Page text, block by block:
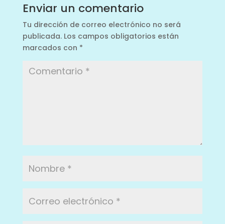
Enviar un comentario
Tu dirección de correo electrónico no será
publicada. Los campos obligatorios están
marcados con *